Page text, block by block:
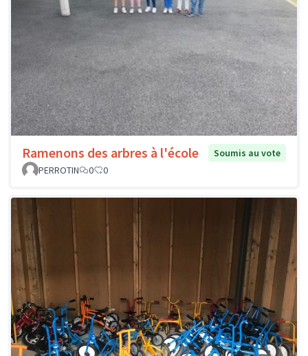
Ramenons des arbres à l'école
Soumis au vote
PERROTIN
0 0